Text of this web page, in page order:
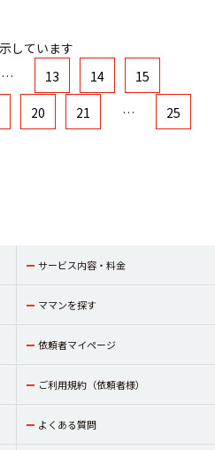
しています
… 13 14 15
20 21 … 25
サービス内容・料金
ママンを探す
依頼者マイページ
ご利用規約（依頼者様）
よくある質問